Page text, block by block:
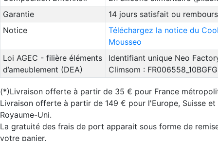
Garantie
14 jours satisfait ou
Notice
Téléchargez la notice du
Mousseo
Loi AGEC - filière éléments
d’ameublement (DEA)
Identifiant unique Neo
Climsom : FR006558_10BGFG
(*)Livraison offerte à partir de 35 € pour France
Livraison offerte à partir de 149 € pour l'Europe, Suisse et
Royaume-Uni.
La gratuité des frais de port apparait sous forme de
votre panier.